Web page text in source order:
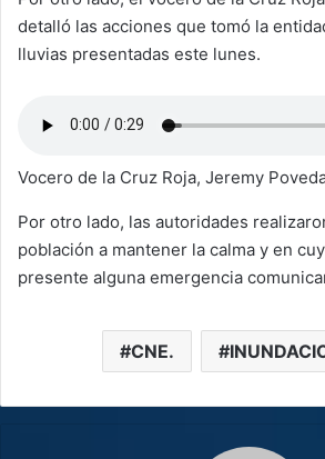
detalló las acciones que tomó la
lluvias presentadas este lunes.
Vocero de la Cruz Roja, Jeremy
Por otro lado, las autoridades
población a mantener la calma y en
presente alguna emergencia
CNE.